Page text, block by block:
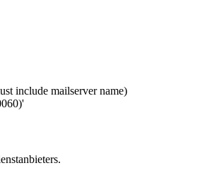
include mailserver name)